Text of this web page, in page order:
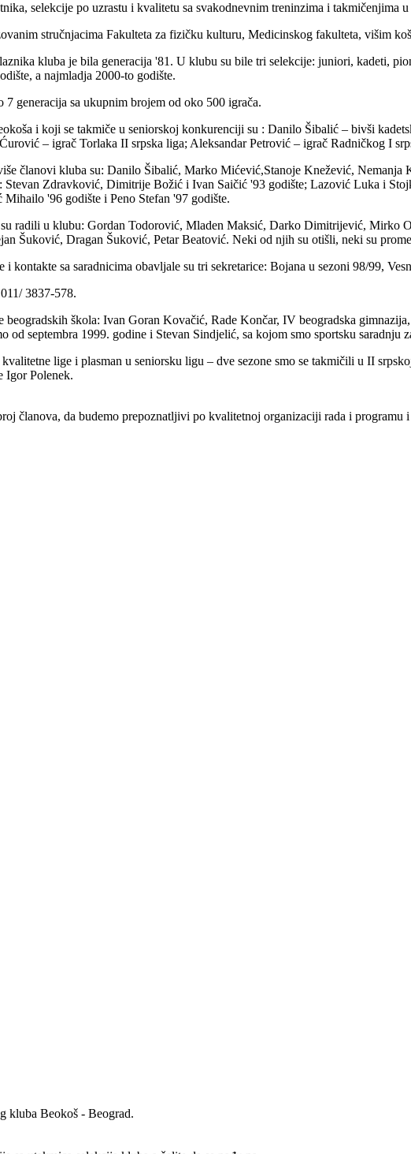
selekcije po uzrastu i kvalitetu sa svakodnevnim treninzima i takmičenjima
stručnjacima Fakulteta za fizičku kulturu, Medicinskog fakulteta, višim
kluba je bila generacija '81. U klubu su bile tri selekcije: juniori, kadeti,
a najmladja 2000-to godište.
generacija sa ukupnim brojem od oko 500 igrača.
i koji se takmiče u seniorskoj konkurenciji su : Danilo Šibalić – bivši
– igrač Torlaka II srpska liga; Aleksandar Petrović – igrač Radničkog I
članovi kluba su: Danilo Šibalić, Marko Mićević,Stanoje Knežević, Nemanja
Stevan Zdravković, Dimitrije Božić i Ivan Saičić '93 godište; Lazović Luka i
'96 godište i Peno Stefan '97 godište.
radili u klubu: Gordan Todorović, Mladen Maksić, Darko Dimitrijević,
Šuković, Dragan Šuković, Petar Beatović. Neki od njih su otišli, neki su
kontakte sa saradnicima obavljale su tri sekretarice: Bojana u sezoni 98/99,
3837-578.
beogradskih škola: Ivan Goran Kovačić, Rade Končar, IV beogradska
septembra 1999. godine i Stevan Sindjelić, sa kojom smo sportsku saradnju
lige i plasman u seniorsku ligu – dve sezone smo se takmičili u II
Igor Polenek.
članova, da budemo prepoznatljivi po kvalitetnoj organizaciji rada i
kluba Beokoš - Beograd.